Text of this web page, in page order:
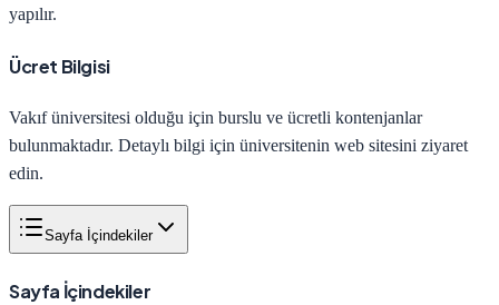
yapılır.
Ücret Bilgisi
Vakıf üniversitesi olduğu için burslu ve ücretli kontenjanlar
bulunmaktadır. Detaylı bilgi için üniversitenin web sitesini ziyaret
edin.
Sayfa İçindekiler
Sayfa İçindekiler